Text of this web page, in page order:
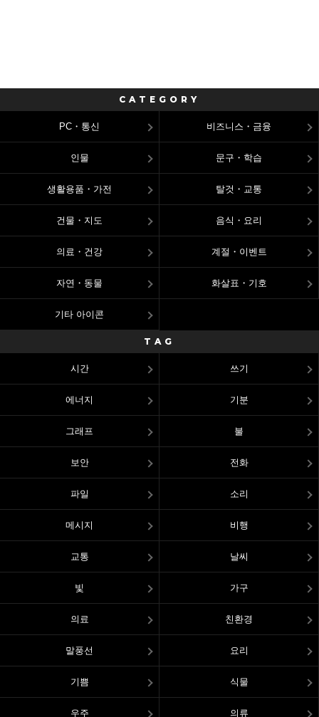
CATEGORY
PC・통신 비즈니스・금융
인물 문구・학습
생활용품・가전 탈것・교통
건물・지도 음식・요리
의료・건강 계절・이벤트
자연・동물 화살표・기호
기타 아이콘
TAG
시간 쓰기
에너지 기분
그래프 불
보안 전화
파일 소리
메시지 비행
교통 날씨
빛 가구
의료 친환경
말풍선 요리
기쁨 식물
우주 의류